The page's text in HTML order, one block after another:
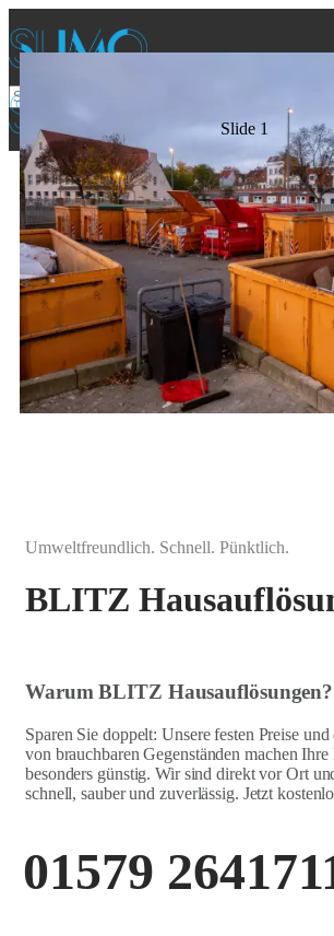
Slide 1
Umweltfreundlich. Schnell. Pünktlich.
BLITZ
Warum BLITZ Hausauflösungen?
Sparen Sie doppelt: Unsere festen Preise
von brauchbaren Gegenständen machen
besonders günstig. Wir sind direkt vor Ort
schnell, sauber und zuverlässig. Jetzt
01579